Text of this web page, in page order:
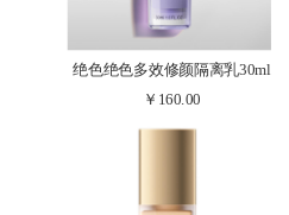
绝色绝色多效修颜隔离乳30ml
打造自然裸妆
￥160.00